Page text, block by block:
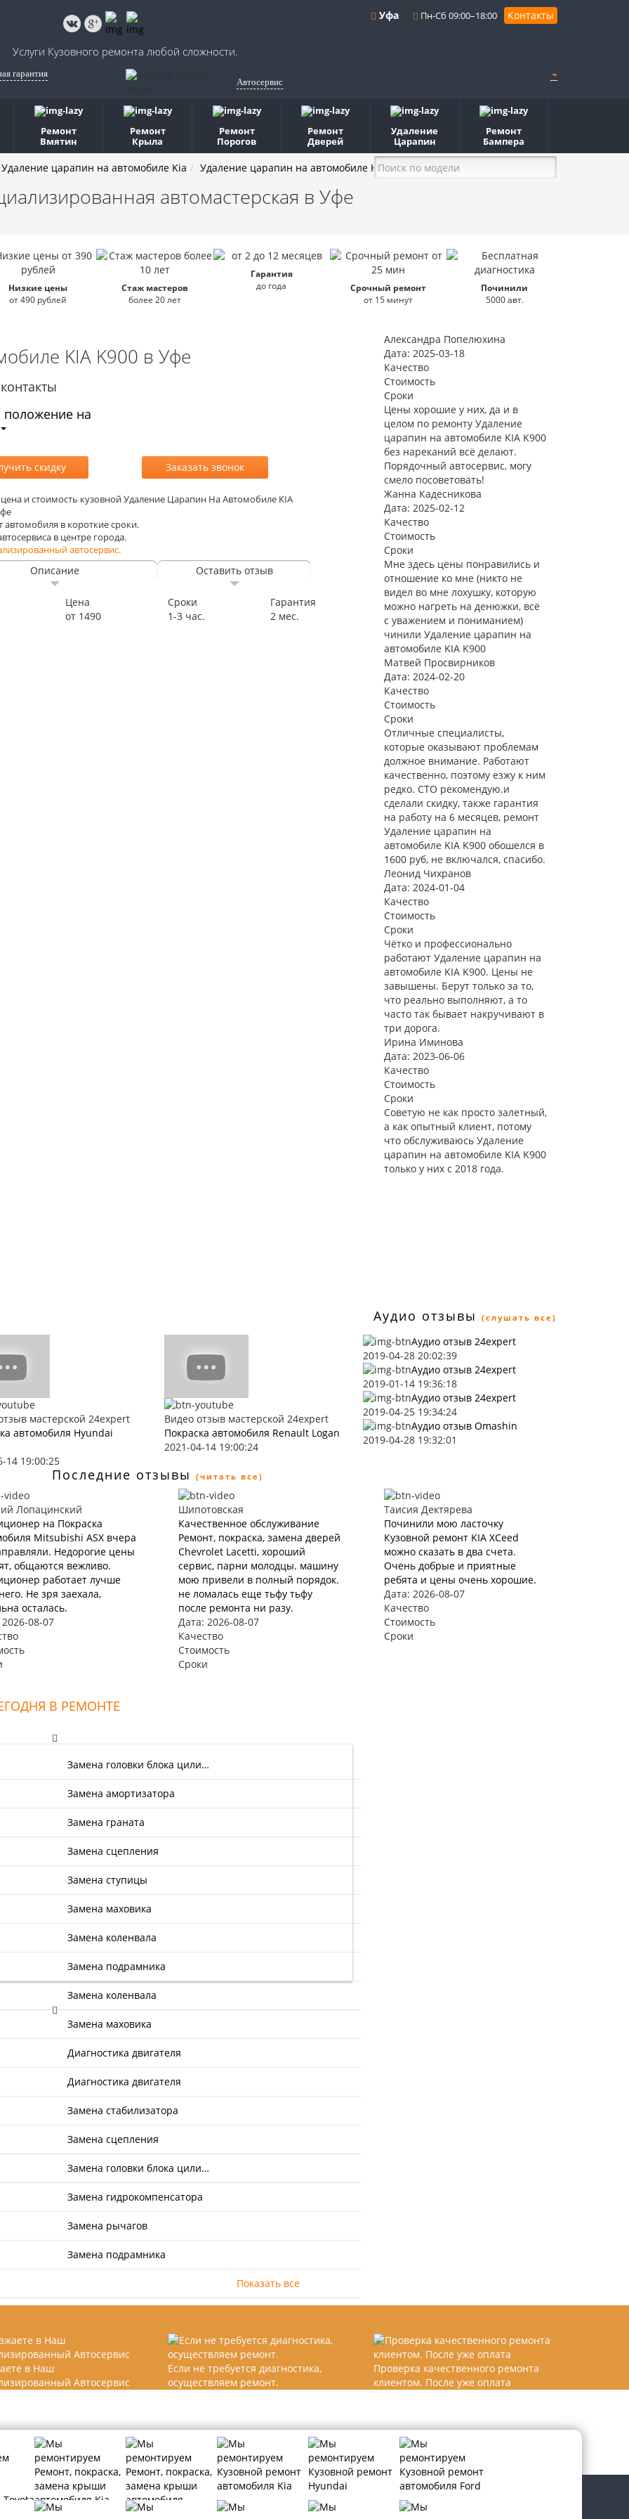
Уфа Пн-Сб 09:00–18:00 Контакты
Услуги Кузовного ремонта любой сложности.
гарантия
Автосервис
Ремонт
Вмятин
Ремонт
Крыла
Ремонт
Порогов
Ремонт
Дверей
Удаление
Царапин
Ремонт
Бампера
Удаление царапин на автомобиле Kia Удаление царапин на автомобиле KIA K900
автомастерская в Уфе
Низкие цены
от 490 рублей
Стаж мастеров
более 20 лет
Гарантия
до года
Срочный ремонт
от 15 минут
Починили
5000 авт.
KIA K900 в Уфе
положение на
и стоимость кузовной Удаление Царапин На Автомобиле KIA
автомобиля в короткие сроки.
в центре города.
автосервис.
Описание Оставить отзыв
Цена Сроки
Гарантия
от 1490 1-3 час. 2 мес.
Александра Попелюхина
Дата: 2025-03-18
Качество
Стоимость
Сроки
Цены хорошие у них, да и в
целом по ремонту Удаление
царапин на автомобиле KIA K900
без нареканий всё делают.
Порядочный автосервис, могу
смело посоветовать!
Жанна Кадесникова
Дата: 2025-02-12
Качество
Стоимость
Сроки
Мне здесь цены понравились и
отношение ко мне (никто не
видел во мне лохушку, которую
можно нагреть на денюжки, всё
с уважением и пониманием)
чинили Удаление царапин на
автомобиле KIA K900
Матвей Просвирников
Дата: 2024-02-20
Качество
Стоимость
Сроки
Отличные специалисты,
которые оказывают проблемам
должное внимание. Работают
качественно, поэтому езжу к ним
редко. СТО рекомендую.и
сделали скидку, также гарантия
на работу на 6 месяцев, ремонт
Удаление царапин на
автомобиле KIA K900 обошелся в
1600 руб, не включался, спасибо.
Леонид Чихранов
Дата: 2024-01-04
Качество
Стоимость
Сроки
Чётко и профессионально
работают Удаление царапин на
автомобиле KIA K900. Цены не
завышены. Берут только за то,
что реально выполняют, а то
часто так бывает накручивают в
три дорога.
Ирина Иминова
Дата: 2023-06-06
Качество
Стоимость
Сроки
Советую не как просто залетный,
а как опытный клиент, потому
что обслуживаюсь Удаление
царапин на автомобиле KIA K900
только у них с 2018 года.
Аудио отзывы (слушать все)
мастерской 24expert
автомобиля Hyundai
14 19:00:25
Видео отзыв мастерской 24expert
Покраска автомобиля Renault Logan
2021-04-14 19:00:24
Аудио отзыв 24expert
2019-04-28 20:02:39
Аудио отзыв 24expert
2019-01-14 19:36:18
Аудио отзыв 24expert
2019-04-25 19:34:24
Аудио отзыв Omashin
2019-04-28 19:32:01
Последние отзывы (читать все)
Лопацинский
на Покраска
Mitsubishi ASX вчера
Недорогие цены
общаются вежливо.
работает лучше
Не зря заехала,
осталась.
08-07
Шипотовская
Качественное обслуживание
Ремонт, покраска, замена дверей
Chevrolet Lacetti, хороший
сервис, парни молодцы. машину
мою привели в полный порядок.
не ломалась еще тьфу тьфу
после ремонта ни разу.
Дата: 2026-08-07
Качество
Стоимость
Сроки
Таисия Дектярева
Починили мою ласточку
Кузовной ремонт KIA XCeed
можно сказать в два счета.
Очень добрые и приятные
ребята и цены очень хорошие.
Дата: 2026-08-07
Качество
Стоимость
Сроки
В РЕМОНТЕ
Замена головки блока цили…
Замена амортизатора
Замена граната
Замена сцепления
Замена ступицы
Замена маховика
Замена коленвала
Замена подрамника
Замена коленвала
Замена маховика
Диагностика двигателя
Диагностика двигателя
Замена стабилизатора
Замена сцепления
Замена головки блока цили…
Замена гидрокомпенсатора
Замена рычагов
Замена подрамника
Показать все
в Наш
Автосервис
Если не требуется диагностика,
осуществляем ремонт.
Проверка качественного ремонта
клиентом. После уже оплата